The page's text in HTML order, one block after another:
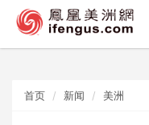
首页 新闻 美洲